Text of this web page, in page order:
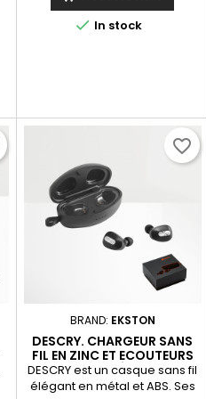
TF/SD. Boutons de contrôle du
volume et de la marche/arrêt.
 In stock
BRAND: EKSTON
DESCRY. CHARGEUR SANS
FIL EN ZINC ET ECOUTEURS
SANS FIL EN MÉTAL ET ABS
DESCRY est un casque sans fil
élégant en métal et ABS. Ses
favorite_border